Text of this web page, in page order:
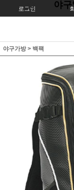
로그인 야
야구가방> 백팩